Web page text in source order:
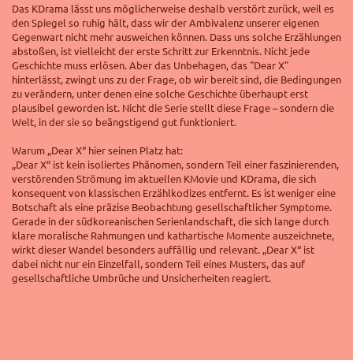
Das KDrama lässt uns möglicherweise deshalb verstört zurück, weil es
den Spiegel so ruhig hält, dass wir der Ambivalenz unserer eigenen
Gegenwart nicht mehr ausweichen können. Dass uns solche Erzählungen
abstoßen, ist vielleicht der erste Schritt zur Erkenntnis. Nicht jede
Geschichte muss erlösen. Aber das Unbehagen, das "Dear X"
hinterlässt, zwingt uns zu der Frage, ob wir bereit sind, die Bedingungen
zu verändern, unter denen eine solche Geschichte überhaupt erst
plausibel geworden ist. Nicht die Serie stellt diese Frage – sondern die
Welt, in der sie so beängstigend gut funktioniert.
Warum „Dear X“ hier seinen Platz hat:
„Dear X“ ist kein isoliertes Phänomen, sondern Teil einer faszinierenden,
verstörenden Strömung im aktuellen KMovie und KDrama, die sich
konsequent von klassischen Erzählkodizes entfernt. Es ist weniger eine
Botschaft als eine präzise Beobachtung gesellschaftlicher Symptome.
Gerade in der südkoreanischen Serienlandschaft, die sich lange durch
klare moralische Rahmungen und kathartische Momente auszeichnete,
wirkt dieser Wandel besonders auffällig und relevant. „Dear X“ ist
dabei nicht nur ein Einzelfall, sondern Teil eines Musters, das auf
gesellschaftliche Umbrüche und Unsicherheiten reagiert.